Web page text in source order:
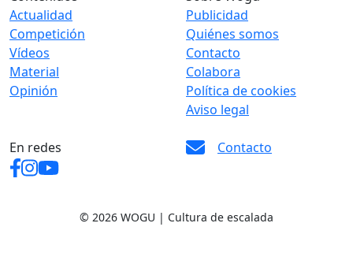
Actualidad
Competición
Vídeos
Material
Opinión
Publicidad
Quiénes somos
Contacto
Colabora
Política de cookies
Aviso legal
En redes Contacto
© 2026 WOGU | Cultura de escalada